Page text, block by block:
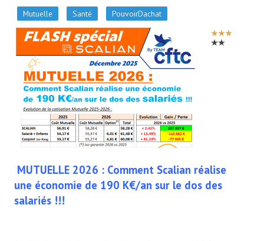
Mutuelle Santé PouvoirDachat
VOTE
UTILISATEUR:
MUTUELLE 2026 : Comment Scalian réalise
une économie de 190 K€/an sur le dos des
salariés !!!